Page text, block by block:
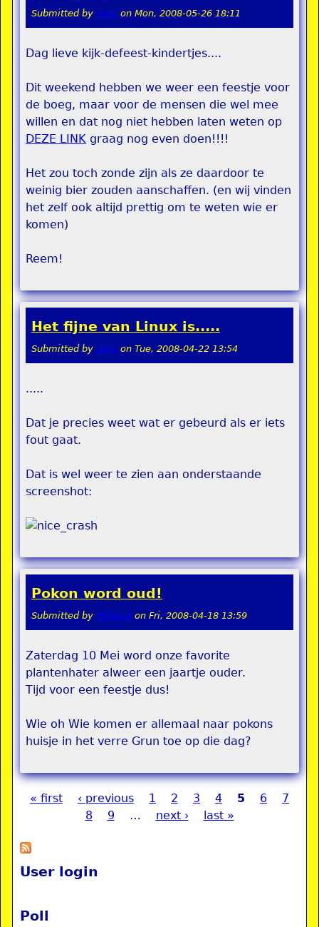
Submitted by remi on Mon, 2008-05-26 18:11
Dag lieve kijk-defeest-kindertjes....
Dit weekend hebben we weer een feestje voor
de boeg, maar voor de mensen die wel mee
willen en dat nog niet hebben laten weten op
DEZE LINK graag nog even doen!!!!
Het zou toch zonde zijn als ze daardoor te
weinig bier zouden aanschaffen. (en wij vinden
het zelf ook altijd prettig om te weten wie er
komen)
Reem!
Het fijne van Linux is.....
Submitted by remi on Tue, 2008-04-22 13:54
.....
Dat je precies weet wat er gebeurd als er iets
fout gaat.
Dat is wel weer te zien aan onderstaande
screenshot:
Pokon word oud!
Submitted by Velasca on Fri, 2008-04-18 13:59
Zaterdag 10 Mei word onze favorite
plantenhater alweer een jaartje ouder.
Tijd voor een feestje dus!
Wie oh Wie komen er allemaal naar pokons
huisje in het verre Grun toe op die dag?
« first ‹ previous 1 2 3 4 5 6
7
8
9 … next › last »
User login
Poll